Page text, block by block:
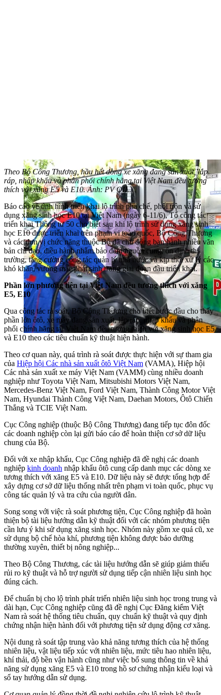
Theo Bộ Công Thương, hầu hết dòng xe xăng đang sản xuất, lắp
ráp, nhập khẩu và phân phối chính hãng tại Việt Nam đều tương
thích với xăng E5 và E10. Ảnh: PV OIL.
Báo cáo về tình hình triển khai lộ trình pha chế, phối trộn và sử
dụng xăng sinh học E10 tại Việt Nam (ngày 6-11/6), Tổ công tác
triển khai Thông tư 50 cho biết sau khi lộ trình sử dụng xăng sinh
học E10 được triển khai trên phạm vi toàn quốc, Bộ Công Thương
và các đơn vị chức năng thuộc Bộ đã chủ động ban hành nhiều văn
bản chỉ đạo, điều hành nhằm bảo đảm nguồn cung, ổn định thị
trường, tăng cường công tác quản lý nhà nước và kịp thời xử lý các
khó khăn, vướng mắc phát sinh trong giai đoạn đầu triển khai.
Phần lớn phương tiện tại Việt Nam đều tương thích với xăng
E5, E10
Qua công tác rà soát, Bộ Công Thương cho biết bước đầu cho thấy
phần lớn ôtô, xe máy đang sản xuất, lắp ráp, nhập khẩu và phân
phối chính hãng tại Việt Nam đều tương thích với xăng sinh học E5
và E10 theo các tiêu chuẩn kỹ thuật hiện hành.
Theo cơ quan này, quá trình rà soát được thực hiện với sự tham gia
của Hiệp hội Các nhà sản xuất ôtô Việt Nam (VAMA), Hiệp hội
Các nhà sản xuất xe máy Việt Nam (VAMM) cùng nhiều doanh
nghiệp như Toyota Việt Nam, Mitsubishi Motors Việt Nam,
Mercedes-Benz Việt Nam, Ford Việt Nam, Thành Công Motor Việt
Nam, Hyundai Thành Công Việt Nam, Daehan Motors, Ôtô Chiến
Thắng và TCIE Việt Nam.
Cục Công nghiệp (thuộc Bộ Công Thương) đang tiếp tục đôn đốc
các doanh nghiệp còn lại gửi báo cáo để hoàn thiện cơ sở dữ liệu
chung của Bộ.
Đối với xe nhập khẩu, Cục Công nghiệp đã đề nghị các doanh
nghiệp kinh doanh nhập khẩu ôtô cung cấp danh mục các dòng xe
tương thích với xăng E5 và E10. Dữ liệu này sẽ được tổng hợp để
xây dựng cơ sở dữ liệu thống nhất trên phạm vi toàn quốc, phục vụ
công tác quản lý và tra cứu của người dân.
Song song với việc rà soát phương tiện, Cục Công nghiệp đã hoàn
thiện bộ tài liệu hướng dẫn kỹ thuật đối với các nhóm phương tiện
cần lưu ý khi sử dụng xăng sinh học. Nhóm này gồm xe quá cũ, xe
sử dụng bộ chế hòa khí, phương tiện không được bảo dưỡng
thường xuyên, thiết bị nông nghiệp...
Theo Bộ Công Thương, các tài liệu hướng dẫn sẽ giúp giảm thiểu
rủi ro kỹ thuật và hỗ trợ người sử dụng tiếp cận nhiên liệu sinh học
đúng cách.
Để chuẩn bị cho lộ trình phát triển nhiên liệu sinh học trong trung và
dài hạn, Cục Công nghiệp cũng đã đề nghị Cục Đăng kiểm Việt
Nam rà soát hệ thống tiêu chuẩn, quy chuẩn kỹ thuật và quy định
chứng nhận hiện hành đối với phương tiện sử dụng động cơ xăng.
Nội dung rà soát tập trung vào khả năng tương thích của hệ thống
nhiên liệu, vật liệu tiếp xúc với nhiên liệu, mức tiêu hao nhiên liệu,
khí thải, độ bền vận hành cũng như việc bổ sung thông tin về khả
năng sử dụng xăng E5 và E10 trong hồ sơ chứng nhận kiểu loại và
sổ tay hướng dẫn sử dụng.